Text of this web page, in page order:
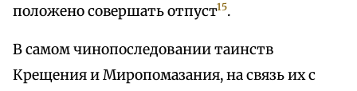
положено совершать отпуст15.
В самом чинопоследовании таинств
Крещения и Миропомазания, на связь их с